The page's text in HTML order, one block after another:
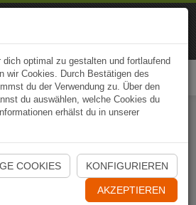
App jetzt öffnen
dich optimal zu gestalten und fortlaufend
wir Cookies. Durch Bestätigen des
du der Verwendung zu. Über den
du auswählen, welche Cookies du
erhälst du in unserer
COOKIES KONFIGURIEREN
AKZEPTIEREN